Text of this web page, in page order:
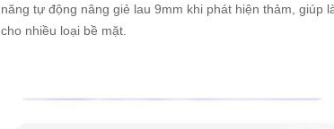
năng tự động nâng giẻ lau 9mm khi phát hiện thảm, giúp
cho nhiều loại bề mặt.